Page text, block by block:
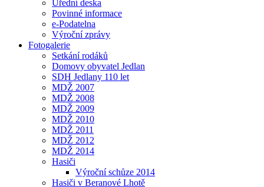
Úřední deska
Povinné informace
e-Podatelna
Výroční zprávy
Fotogalerie
Setkání rodáků
Domovy obyvatel Jedlan
SDH Jedlany 110 let
MDŽ 2007
MDŽ 2008
MDŽ 2009
MDŽ 2010
MDŽ 2011
MDŽ 2012
MDŽ 2014
Hasiči
Výroční schůze 2014
Hasiči v Beranové Lhotě